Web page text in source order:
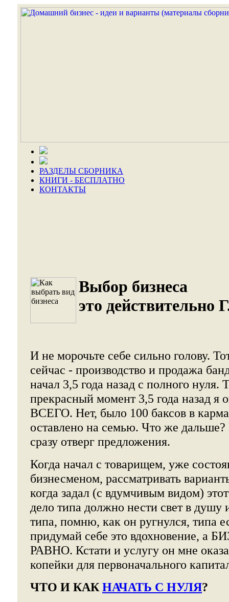
РАЗДЕЛЫ СБОРНИКА
КНИГИ - БЕСПЛАТНО
КОНТАКТЫ
Выбор бизнеса
это действительно
И не морочьте себе сильно голову.
сейчас - производство и продажа
начал 3,5 года назад с полного нуля.
прекрасный момент 3,5 года назад я
ВСЕГО. Нет, было 100 баксов в
оставлено на семью. Что же
сразу отверг предложения.
Когда начал с товарищем, уже
бизнесменом, рассматривать
когда задал (с вдумчивым видом)
дело типа должно нести свет в душу
типа, помню, как он ругнулся, типа
придумай себе это вдохновение,
РАВНО. Кстати и услугу он мне
копейки для первоначального
ЧТО И КАКНАЧАТЬ С НУЛЯ?